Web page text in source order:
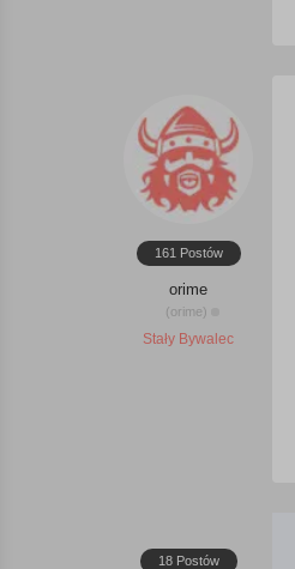
161 Postów
orime
(orime)
Stały Bywalec
18 Postów